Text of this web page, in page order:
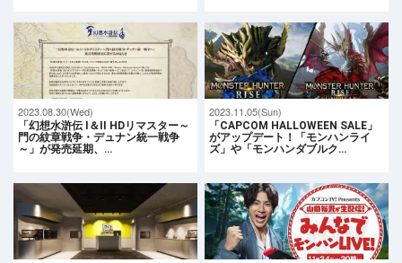
2023.08.30(Wed)
「幻想水滸伝 I＆II HDリマスター～
門の紋章戦争・デュナン統一戦争
～」が発売延期、…
2023.11.05(Sun)
「CAPCOM HALLOWEEN SALE」
がアップデート！「モンハンライ
ズ」や「モンハンダブルク…